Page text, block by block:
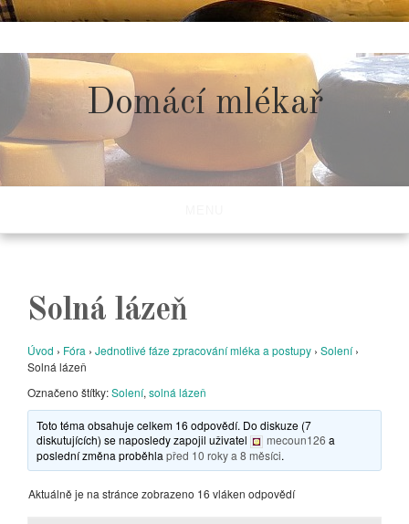
to
content
Domácí mlékař
Solná lázeň
Úvod › Fóra › Jednotlivé fáze zpracování mléka a postupy › Solení ›
Solná lázeň
Označeno štítky:Solení, solná lázeň
Toto téma obsahuje celkem 16 odpovědí. Do diskuze (7
diskutujících) se naposledy zapojil uživatel
mecoun126 a
poslední změna proběhlapřed 10 roky a 8 měsíci.
Aktuálně je na stránce zobrazeno 16 vláken odpovědí